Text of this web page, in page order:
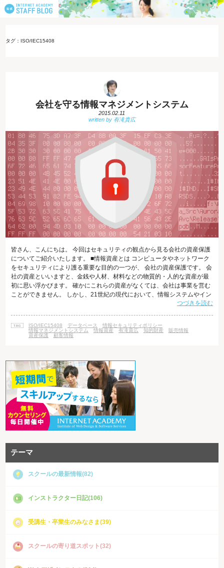
タグ：ISO/IEC15408
会社を守る情報マネジメントシステム
2015.02.11
皆さん、こんにちは。 今回はセキュリティの観点から見る会社の資産保護
についてご紹介いたします。 ■情報資産とは コンピュータやネットワーク
をセキュリティにより護る重要な目的の一つが、 会社の資産保護です。 会
社の資産といいますと、金銭や人材、材料などの物質的・人的な資産が最
初に思い浮かびます。 確かにこれらの資産がなくては、会社は事業を営む
ことができません。 しかし、21世紀の現代において、情報システムやイン
ターネットは企業や組織の運営に欠かせないものとなっています。 企業や
産には顧客情報や販売情報、知的財産などの情報自体のほかにも、 ファイ
ルやデータベースといったデータ、CD-ROMやUSBメモリなどのメディ
ア、紙の情報
つづきを読む
ISO/IEC15408 データベース
情報セキュリティポリシー
情報マネジメントシステム
情報資産 有滝貴広 知的財産
販売情報
資産保護
顧客情報
テーマ
スクールの最新情報(82)
インストラクター日記(106)
受講生・卒業生のみなさま(39)
スクールの寄り道スポット(32)